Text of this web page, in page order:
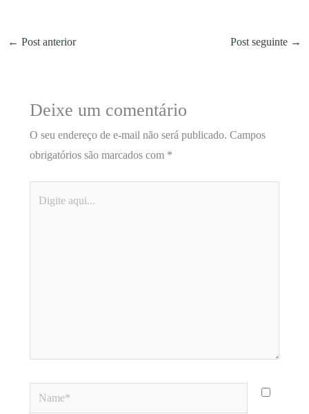
← Post anterior Post seguinte →
Deixe um comentário
O seu endereço de e-mail não será publicado. Campos
obrigatórios são marcados com *
Name*